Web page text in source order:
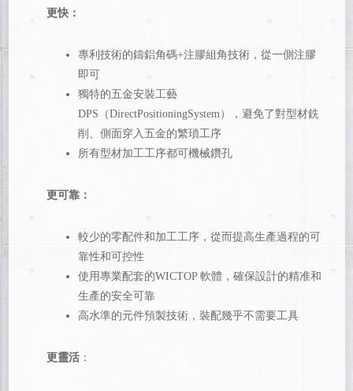
更快：
專利技術的鑄鋁角碼+注膠組角技術，從一側注膠
即可
獨特的五金安裝工藝
DPS（DirectPositioningSystem），避免了對型材銑
削、側面穿入五金的繁瑣工序
所有型材加工工序都可機械鑽孔
更可靠：
較少的零配件和加工工序，從而提高生產過程的可
靠性和可控性
使用專業配套的WICTOP 軟體，確保設計的精准和
生產的安全可靠
高水準的元件預製技術，裝配幾乎不需要工具
更靈活：